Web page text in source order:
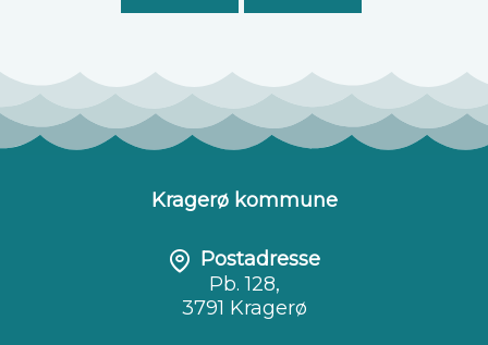
Kragerø kommune
Postadresse
Pb. 128,
3791 Kragerø